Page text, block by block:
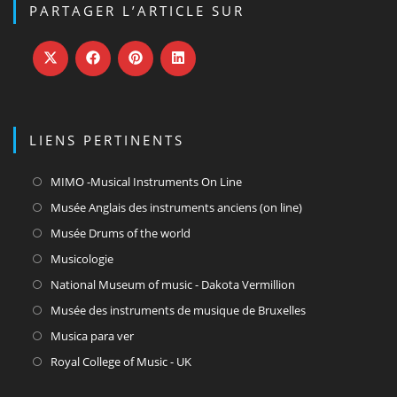
dans
nouvel
onglet
dans
nouvel
onglet
dans
nouvel
onglet
PARTAGER L’ARTICLE SUR
LIENS PERTINENTS
MIMO -Musical Instruments On LineS’ouvre
dans
Musée Anglais des instruments anciens (on line)S’ouvre
Musée Drums of the world
onglet
MusicologieS’ouvre
dans
onglet
National Museum of music - Dakota Vermillion
dans
Musée des instruments de musique de BruxellesS’ouvre
Musica para verS’ouvre
dans
Royal College of Music - UKS’ouvre